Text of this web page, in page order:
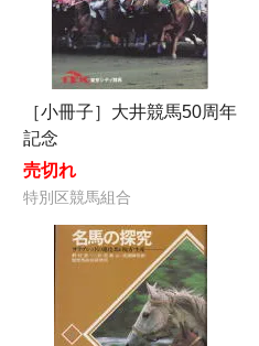
［小冊子］大井競馬50周年
記念
売切れ
特別区競馬組合